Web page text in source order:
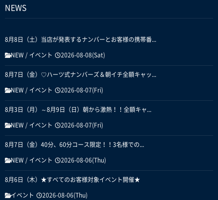
NEWS
8月8日（土）当店が発表するナンバーとお客様の携帯番...
NEW / イベント 2026-08-08(Sat)
8月7日（金）♡ハーツ式ナンバーズ＆朝イチ全額キャッ...
NEW / イベント 2026-08-07(Fri)
8月3日（月）～8月9日（日）朝から激熱！！全額キャ...
NEW / イベント 2026-08-07(Fri)
8月7日（金）40分、60分コース限定！！3名様での...
NEW / イベント 2026-08-06(Thu)
8月6日（木）★すべてのお客様対象イベント開催★
イベント 2026-08-06(Thu)